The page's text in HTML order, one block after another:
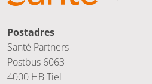
Postadres
Santé Partners
Postbus 6063
4000 HB Tiel